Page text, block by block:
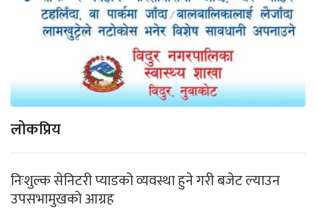
लोकप्रिय
निःशुल्क सेनिटरी प्याडको व्यवस्था हुने गरी बजेट ल्याउन
उपसभामुखको आग्रह